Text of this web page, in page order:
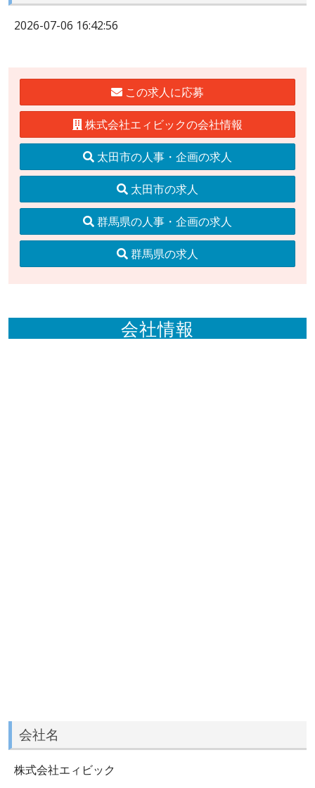
2026-07-06 16:42:56
この求人に応募
株式会社エィビックの会社情報
太田市の人事・企画の求人
太田市の求人
群馬県の人事・企画の求人
群馬県の求人
会社情報
会社名
株式会社エィビック